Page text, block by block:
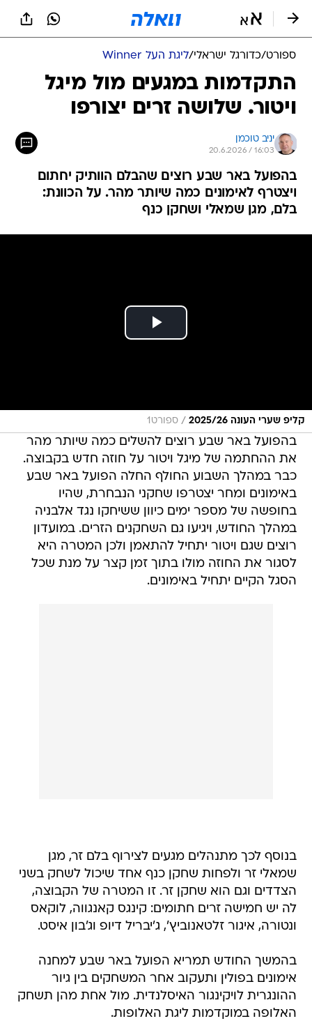
ספורט/כדורגל ישראלי/ליגת העל Winner
התקדמות במגעים מול מיגל
ויטור. שלושה זרים יצורפו
יניב טוכמן
20.6.2026 / 16:03
בהפועל באר שבע רוצים שהבלם הוותיק יחתום
ויצטרף לאימונים כמה שיותר מהר. על הכוונת:
בלם, מגן שמאלי ושחקן כנף
קליפ שערי העונה 2025/26 / ספורט1
בהפועל באר שבע רוצים להשלים כמה שיותר מהר
את ההחתמה של מיגל ויטור על חוזה חדש בקבוצה.
כבר במהלך השבוע החולף החלה הפועל באר שבע
באימונים ומחר יצטרפו שחקני הנבחרת, שהיו
בחופשה של מספר ימים כיוון ששיחקו נגד אלבניה
במהלך החודש, ויגיעו גם השחקנים הזרים. במועדון
רוצים שגם ויטור יתחיל להתאמן ולכן המטרה היא
לסגור את החוזה מולו בתוך זמן קצר על מנת שכל
הסגל הקיים יתחיל באימונים.
בנוסף לכך מתנהלים מגעים לצירוף בלם זר, מגן
שמאלי זר ולפחות שחקן כנף אחד שיכול לשחק בשני
הצדדים וגם הוא שחקן זר. זו המטרה של הקבוצה,
לה יש חמישה זרים חתומים: קינגס קאנגווה, לוקאס
ונטורה, איגור זלטאנוביץ', ג'יבריל דיופ וג'בון איסט.
בהמשך החודש תמריא הפועל באר שבע למחנה
אימונים בפולין ותעקוב אחר המשחקים בין גיור
ההונגרית לויקינגור האיסלנדית. מול אחת מהן תשחק
האלופה במוקדמות ליגת האלופות.